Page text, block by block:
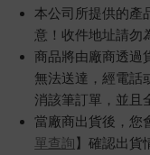
本公司所提供的產
意！收件地址請勿
商品將由廠商透過
無法送達，經電話
消該筆訂單，並且
當廠商出貨後，您
單查詢】確認出貨